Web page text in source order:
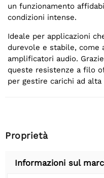
un funzionamento
condizioni intense.
Ideale per applicazioni
durevole e stabile, come
amplificatori audio.
queste resistenze a filo
per gestire carichi ad alta
Proprietà
Informazioni sul